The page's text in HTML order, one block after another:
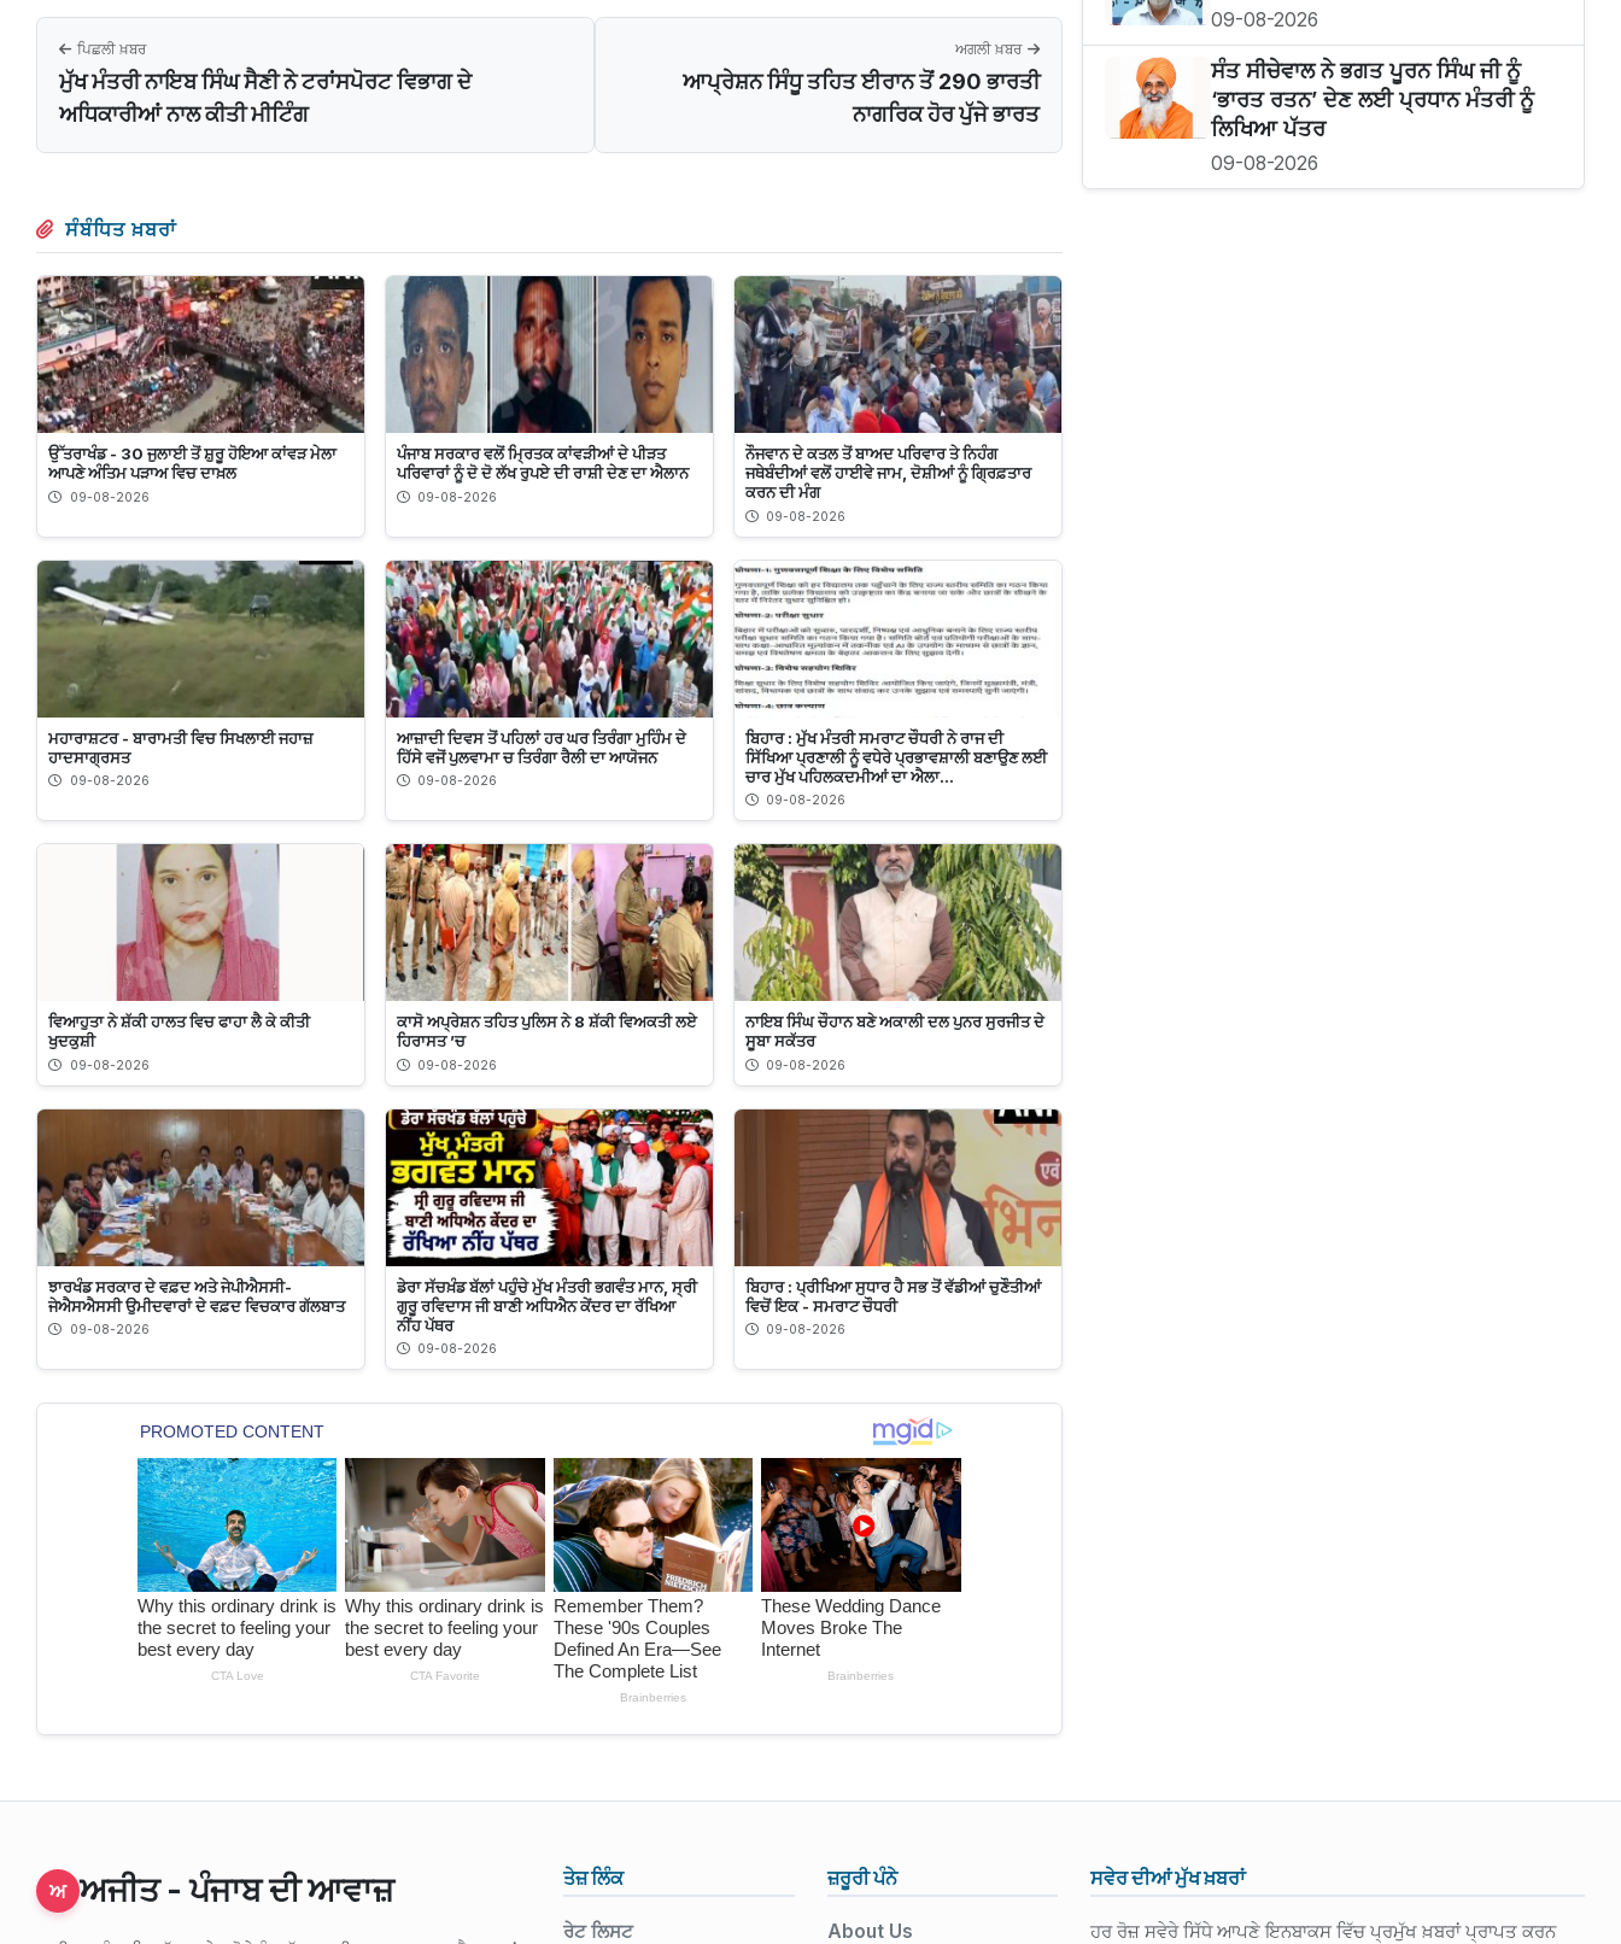
ਪਿਛਲੀ ਖ਼ਬਰ
ਮੁੱਖ ਮੰਤਰੀ ਨਾਇਬ ਸਿੰਘ ਸੈਣੀ ਨੇ ਟਰਾਂਸਪੋਰਟ ਵਿਭਾਗ ਦੇ
ਅਧਿਕਾਰੀਆਂ ਨਾਲ ਕੀਤੀ ਮੀਟਿੰਗ
ਅਗਲੀ ਖ਼ਬਰ
ਆਪ੍ਰੇਸ਼ਨ ਸਿੰਧੂ ਤਹਿਤ ਈਰਾਨ ਤੋਂ 290 ਭਾਰਤੀ
ਨਾਗਰਿਕ ਹੋਰ ਪੁੱਜੇ ਭਾਰਤ
ਸੰਬੰਧਿਤ ਖ਼ਬਰਾਂ
ਉੱਤਰਾਖੰਡ - 30 ਜੁਲਾਈ ਤੋਂ ਸ਼ੁਰੂ ਹੋਇਆ ਕਾਂਵੜ ਮੇਲਾ
ਆਪਣੇ ਅੰਤਿਮ ਪੜਾਅ ਵਿਚ ਦਾਖ਼ਲ
09-08-2026
ਪੰਜਾਬ ਸਰਕਾਰ ਵਲੋਂ ਮ੍ਰਿਤਕ ਕਾਂਵੜੀਆਂ ਦੇ ਪੀੜਤ
ਪਰਿਵਾਰਾਂ ਨੂੰ ਦੋ ਦੋ ਲੱਖ ਰੁਪਏ ਦੀ ਰਾਸ਼ੀ ਦੇਣ ਦਾ ਐਲਾਨ
09-08-2026
ਨੌਜਵਾਨ ਦੇ ਕਤਲ ਤੋਂ ਬਾਅਦ ਪਰਿਵਾਰ ਤੇ ਨਿਹੰਗ
ਜਥੇਬੰਦੀਆਂ ਵਲੋਂ ਹਾਈਵੇ ਜਾਮ, ਦੋਸ਼ੀਆਂ ਨੂੰ ਗ੍ਰਿਫ਼ਤਾਰ
ਕਰਨ ਦੀ ਮੰਗ
09-08-2026
ਮਹਾਰਾਸ਼ਟਰ - ਬਾਰਾਮਤੀ ਵਿਚ ਸਿਖਲਾਈ ਜਹਾਜ਼
ਹਾਦਸਾਗ੍ਰਸਤ
09-08-2026
ਆਜ਼ਾਦੀ ਦਿਵਸ ਤੋਂ ਪਹਿਲਾਂ ਹਰ ਘਰ ਤਿਰੰਗਾ ਮੁਹਿੰਮ ਦੇ
ਹਿੱਸੇ ਵਜੋਂ ਪੁਲਵਾਮਾ ਚ ਤਿਰੰਗਾ ਰੈਲੀ ਦਾ ਆਯੋਜਨ
09-08-2026
ਬਿਹਾਰ : ਮੁੱਖ ਮੰਤਰੀ ਸਮਰਾਟ ਚੌਧਰੀ ਨੇ ਰਾਜ ਦੀ
ਸਿੱਖਿਆ ਪ੍ਰਣਾਲੀ ਨੂੰ ਵਧੇਰੇ ਪ੍ਰਭਾਵਸ਼ਾਲੀ ਬਣਾਉਣ ਲਈ
ਚਾਰ ਮੁੱਖ ਪਹਿਲਕਦਮੀਆਂ ਦਾ ਐਲਾ...
09-08-2026
ਵਿਆਹੁਤਾ ਨੇ ਸ਼ੱਕੀ ਹਾਲਤ ਵਿਚ ਫਾਹਾ ਲੈ ਕੇ ਕੀਤੀ
ਖੁਦਕੁਸ਼ੀ
09-08-2026
ਕਾਸੋ ਅਪ੍ਰੇਸ਼ਨ ਤਹਿਤ ਪੁਲਿਸ ਨੇ 8 ਸ਼ੱਕੀ ਵਿਅਕਤੀ ਲਏ
ਹਿਰਾਸਤ ’ਚ
09-08-2026
ਨਾਇਬ ਸਿੰਘ ਚੌਹਾਨ ਬਣੇ ਅਕਾਲੀ ਦਲ ਪੁਨਰ ਸੁਰਜੀਤ ਦੇ
ਸੂਬਾ ਸਕੱਤਰ
09-08-2026
ਝਾਰਖੰਡ ਸਰਕਾਰ ਦੇ ਵਫ਼ਦ ਅਤੇ ਜੇਪੀਐਸਸੀ-
ਜੇਐਸਐਸਸੀ ਉਮੀਦਵਾਰਾਂ ਦੇ ਵਫ਼ਦ ਵਿਚਕਾਰ ਗੱਲਬਾਤ
09-08-2026
ਡੇਰਾ ਸੱਚਖ਼ੰਡ ਬੱਲਾਂ ਪਹੁੰਚੇ ਮੁੱਖ ਮੰਤਰੀ ਭਗਵੰਤ ਮਾਨ, ਸ੍ਰੀ
ਗੁਰੂ ਰਵਿਦਾਸ ਜੀ ਬਾਣੀ ਅਧਿਐਨ ਕੇਂਦਰ ਦਾ ਰੱਖਿਆ
ਨੀਂਹ ਪੱਥਰ
09-08-2026
ਬਿਹਾਰ : ਪ੍ਰੀਖਿਆ ਸੁਧਾਰ ਹੈ ਸਭ ਤੋਂ ਵੱਡੀਆਂ ਚੁਣੌਤੀਆਂ
ਵਿਚੋਂ ਇਕ - ਸਮਰਾਟ ਚੌਧਰੀ
09-08-2026
09-08-2026
ਸੰਤ ਸੀਚੇਵਾਲ ਨੇ ਭਗਤ ਪੂਰਨ ਸਿੰਘ ਜੀ ਨੂੰ
‘ਭਾਰਤ ਰਤਨ’ ਦੇਣ ਲਈ ਪ੍ਰਧਾਨ ਮੰਤਰੀ ਨੂੰ
ਲਿਖਿਆ ਪੱਤਰ
09-08-2026
ਅ ਅਜੀਤ - ਪੰਜਾਬ ਦੀ ਆਵਾਜ਼ ਤੇਜ਼ ਲਿੰਕ
ਰੇਟ ਲਿਸਟ
ਜ਼ਰੂਰੀ ਪੰਨੇ
About Us
ਸਵੇਰ ਦੀਆਂ ਮੁੱਖ ਖ਼ਬਰਾਂ
ਹਰ ਰੋਜ਼ ਸਵੇਰੇ ਸਿੱਧੇ ਆਪਣੇ ਇਨਬਾਕਸ ਵਿੱਚ ਪ੍ਰਮੁੱਖ ਖ਼ਬਰਾਂ ਪ੍ਰਾਪਤ ਕਰਨ